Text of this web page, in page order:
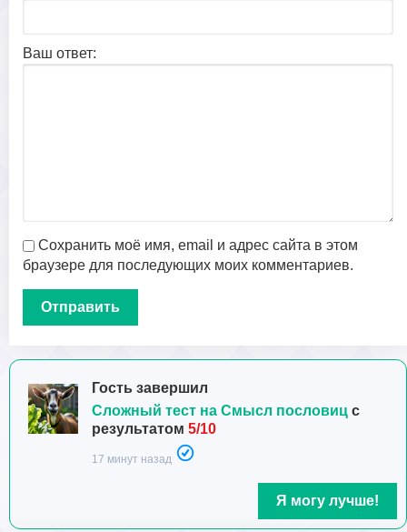
Ваш ответ:
Сохранить моё имя, email и адрес сайта в этом
браузере для последующих моих комментариев.
Гость завершил
Сложный тест на Смысл пословиц с
результатом 5/10
17 минут назад
Я могу лучше!